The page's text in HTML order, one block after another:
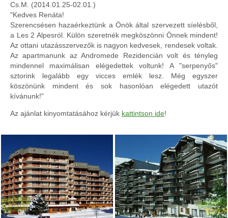
Cs.M. (2014.01.25-02.01.)
"Kedves Renáta!
Szerencsésen hazaérkeztünk a Önök által szervezett síelésből,
a Les 2 Alpesról. Külön szeretnék megköszönni Önnek mindent!
Az ottani utazásszervezők is nagyon kedvesek, rendesek voltak.
Az apartmanunk az Andromede Rezidencián volt és tényleg
mindennel maximálisan elégedettek voltunk! A "serpenyős"
sztorink legalább egy vicces emlék lesz. Még egyszer
köszönünk mindent és sok hasonlóan elégedett utazót
kívánunk!"
Az ajánlat kinyomtatásához kérjük kattintson ide!